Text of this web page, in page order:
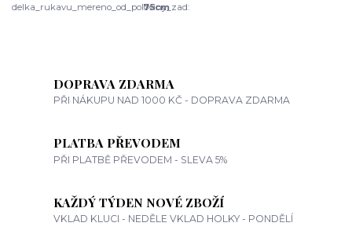
delka_rukavu_mereno_od_poloviny_zad:
75cm
DOPRAVA ZDARMA
PŘI NÁKUPU NAD 1000 KČ - DOPRAVA ZDARMA
PLATBA PŘEVODEM
PŘI PLATBĚ PŘEVODEM - SLEVA 5%
KAŽDÝ TÝDEN NOVÉ ZBOŽÍ
VKLAD KLUCI - NEDĚLE VKLAD HOLKY - PONDĚLÍ